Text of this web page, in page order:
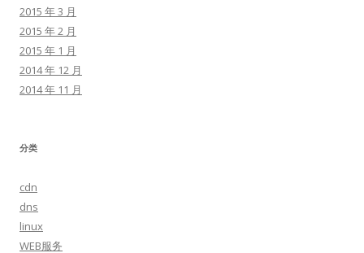
2015 年 3 月
2015 年 2 月
2015 年 1 月
2014 年 12 月
2014 年 11 月
分类
cdn
dns
linux
WEB服务